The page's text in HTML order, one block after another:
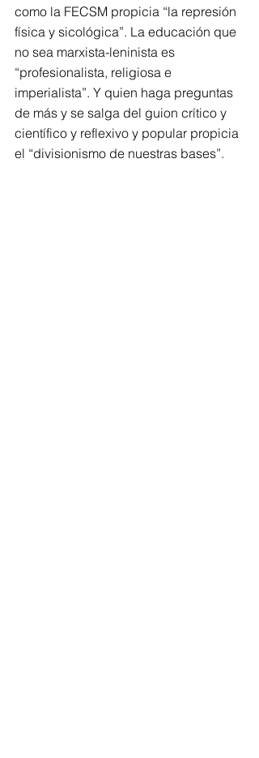
como la FECSM propicia “la represión
física y sicológica”. La educación que
no sea marxista-leninista es
“profesionalista, religiosa e
imperialista”. Y quien haga preguntas
de más y se salga del guion crítico y
científico y reflexivo y popular propicia
el “divisionismo de nuestras bases”.